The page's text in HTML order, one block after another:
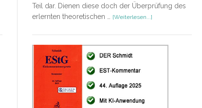
Teil dar. Dienen diese doch der Überprüfung des
erlernten theoretischen …
[Weiterlesen...]ÜberSteuer-